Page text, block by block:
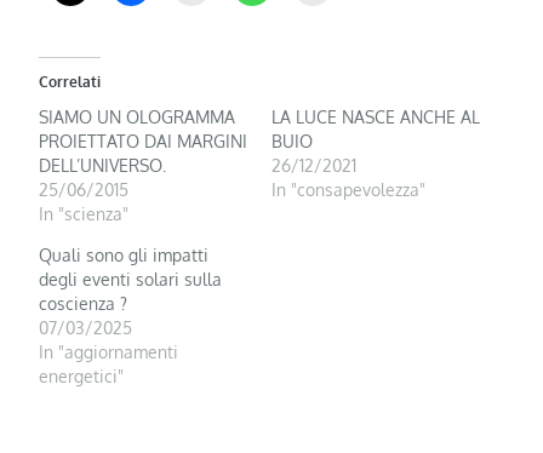
Correlati
SIAMO UN OLOGRAMMA
PROIETTATO DAI MARGINI
DELL’UNIVERSO.
25/06/2015
In "scienza"
LA LUCE NASCE ANCHE AL
BUIO
26/12/2021
In "consapevolezza"
Quali sono gli impatti
degli eventi solari sulla
coscienza ?
07/03/2025
In "aggiornamenti
energetici"